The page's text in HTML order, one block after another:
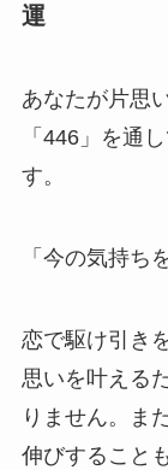
運
あなたが片思
「446」を通
す。
「今の気持ち
恋で駆け引き
思いを叶える
りません。ま
伸びすること